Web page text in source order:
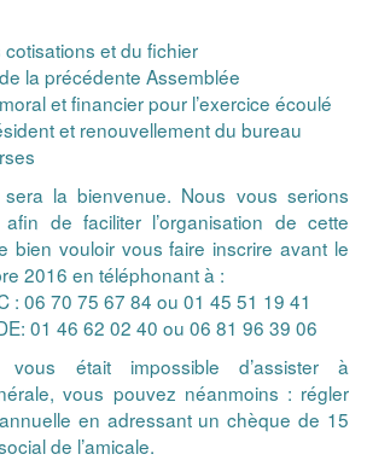
cotisations et du fichier
la précédente Assemblée
et financier pour l’exercice écoulé
et renouvellement du bureau
la bienvenue. Nous vous serions
afin de faciliter l’organisation de cette
bien vouloir vous faire inscrire avant le
2016 en téléphonant à :
: 06 70 75 67 84 ou 01 45 51 19 41
01 46 62 02 40 ou 06 81 96 39 06
était impossible d’assister à
vous pouvez néanmoins : régler
en adressant un chèque de 15
de l’amicale.